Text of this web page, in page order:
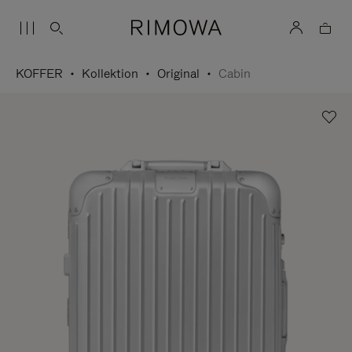
KOFFER Kollektion Original Cabin